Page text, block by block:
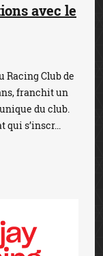
avec le
Racing Club de
franchit un
du club.
qui s’inscr...